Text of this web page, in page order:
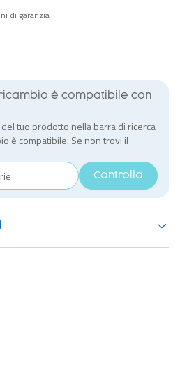
di garanzia
è compatibile con
tuo prodotto nella barra di ricerca
è compatibile. Se non trovi il
Controlla